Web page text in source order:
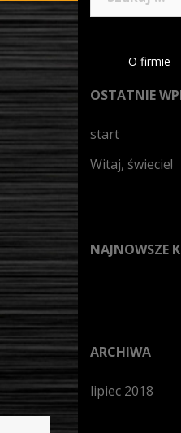
O firmie
OSTATNIE
start
Witaj, świecie!
NAJNOWSZE
ARCHIWA
lipiec 2018